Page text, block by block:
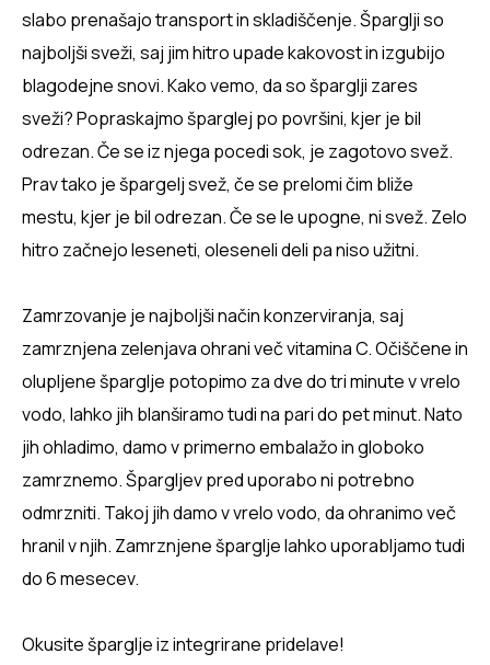
slabo prenašajo transport in skladiščenje. Šparglji so
najboljši sveži, saj jim hitro upade kakovost in izgubijo
blagodejne snovi. Kako vemo, da so šparglji zares
sveži? Popraskajmo šparglej po površini, kjer je bil
odrezan. Če se iz njega pocedi sok, je zagotovo svež.
Prav tako je špargelj svež, če se prelomi čim bliže
mestu, kjer je bil odrezan. Če se le upogne, ni svež. Zelo
hitro začnejo leseneti, oleseneli deli pa niso užitni.
Zamrzovanje je najboljši način konzerviranja, saj
zamrznjena zelenjava ohrani več vitamina C. Očiščene in
olupljene šparglje potopimo za dve do tri minute v vrelo
vodo, lahko jih blanširamo tudi na pari do pet minut. Nato
jih ohladimo, damo v primerno embalažo in globoko
zamrznemo. Špargljev pred uporabo ni potrebno
odmrzniti. Takoj jih damo v vrelo vodo, da ohranimo več
hranil v njih. Zamrznjene šparglje lahko uporabljamo tudi
do 6 mesecev.
Okusite šparglje iz integrirane pridelave!